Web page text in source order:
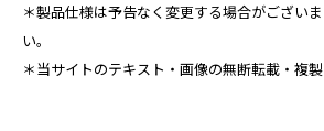
＊製品仕様は予告なく変更する場合がござい
い。
＊当サイトのテキスト・画像の無断転載・複製